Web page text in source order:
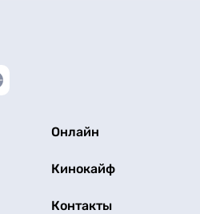
Онлайн
Кинокайф
Контакты